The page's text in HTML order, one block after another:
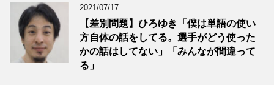
2021/07/17
【差別問題】ひろゆき「僕は単語の使い
方自体の話をしてる。選手がどう使った
かの話はしてない」「みんなが間違って
る」